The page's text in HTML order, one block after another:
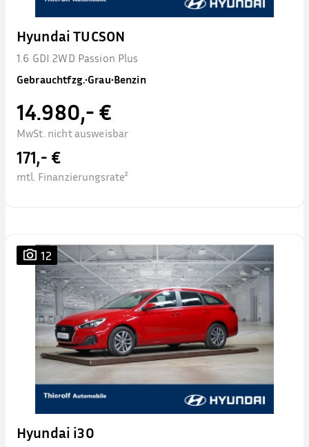
Hyundai TUCSON
1.6 GDI 2WD Passion Plus
Gebrauchtfzg.•Grau•Benzin
14.980,- €
MwSt. nicht ausweisbar
171,- €
mtl. Finanzierungsrate²
12
Hyundai i30